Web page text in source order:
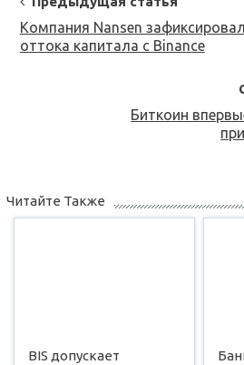
Post
Navigation
Компания Nansen
оттока капитала с Binance
Биткоин
Читайте Также
BIS допускает